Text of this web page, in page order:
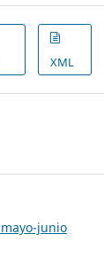
XML
junio